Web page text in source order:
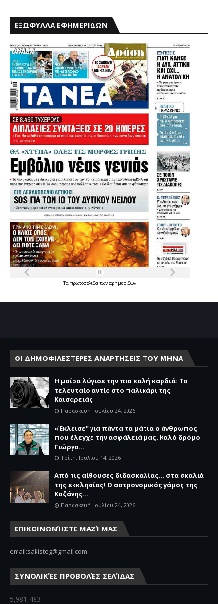
ΕΞΩΦΥΛΛΑ ΕΦΗΜΕΡΙΔΩΝ
Τα πρωτοσέλιδατων εφημερίδων
ΟΙ ΔΗΜΟΦΙΛΕΣΤΕΡΕΣ ΑΝΑΡΤΗΣΕΙΣ ΤΟΥ ΜΗΝΑ
Η μοίρα λύγισε την πιο καλή καρδιά: Το
τελευταίο αντίο στο παλικάρι της
Καισαρειάς
Παρασκευή, Ιουλίου 24, 2026
«Έκλεισε" για πάντα τα μάτια ο άνθρωπος
που έλεγχε την ασφάλειά μας. Καλό δρόμο
Γιώργο...
Τρίτη, Ιουλίου 14, 2026
Από τις αίθουσες διδασκαλίας… στα σκαλιά
της εκκλησίας! Ο αστρονομικός γάμος της
Κοζάνης...
Παρασκευή, Ιουλίου 24, 2026
ΕΠΙΚΟΙΝΩΝΉΣΤΕ ΜΑΖΊ ΜΑΣ
email:sakisteg@gmail.com
ΣΥΝΟΛΙΚΈΣ ΠΡΟΒΟΛΈΣ ΣΕΛΊΔΑΣ
5,981,483